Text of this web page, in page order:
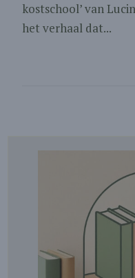
kostschool’ van
het verhaal dat...